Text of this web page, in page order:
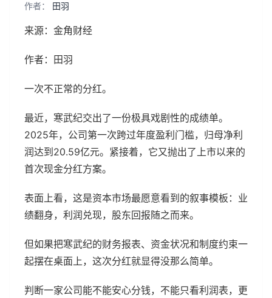
作者： 田羽
来源：金角财经
作者：田羽
一次不正常的分红。
最近，寒武纪交出了一份极具戏剧性的成绩单。
2025年，公司第一次跨过年度盈利门槛，归母净利
润达到20.59亿元。紧接着，它又抛出了上市以来的
首次现金分红方案。
表面上看，这是资本市场最愿意看到的叙事模板：业
绩翻身，利润兑现，股东回报随之而来。
但如果把寒武纪的财务报表、资金状况和制度约束一
起摆在桌面上，这次分红就显得没那么简单。
判断一家公司能不能安心分钱，不能只看利润表，更